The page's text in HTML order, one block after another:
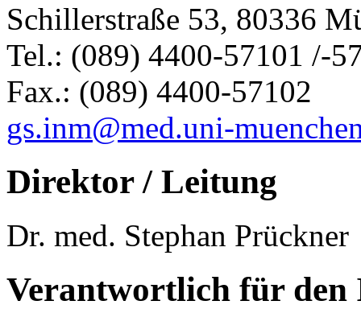
Schillerstraße 53, 80336
Tel.: (089) 4400-57101 /-
Fax.: (089) 4400-57102
gs.inm@med.uni-
Direktor / Leitung
Dr. med. Stephan Prückner
Verantwortlich für den